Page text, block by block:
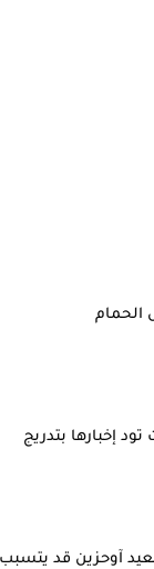
الحمام
إخبارها بتدريج
آوحزين قد يتسبب